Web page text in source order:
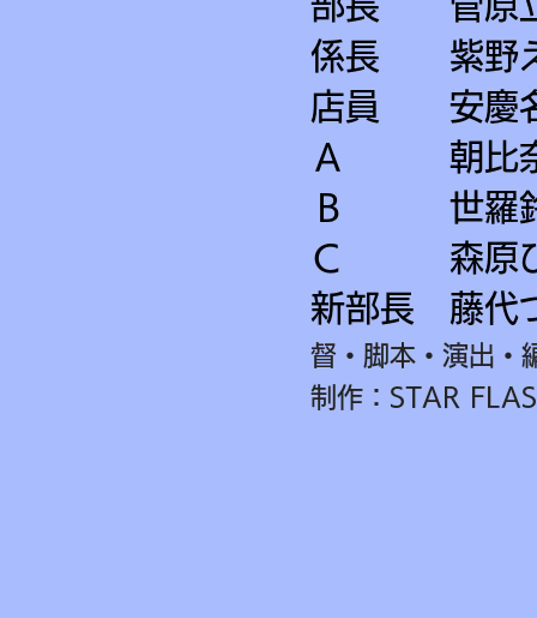
係長 紫
店員 安慶
Ａ 朝比奈
Ｂ 世羅
Ｃ 森原ひ
新部長 藤代
督・脚本・演出
制作：STAR